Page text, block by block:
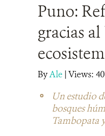
Puno:
gracias
ByAle | Views:
Un estudio
bosques
Tambopata